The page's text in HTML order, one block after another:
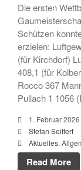
Die ersten
Schützen
erzielen:
(für Kirchdorf)
408,1 (für
Rocco 367
Pullach 1 1056
1. Februar 2026
Stefan Seiffert
Aktuelles,
Read More